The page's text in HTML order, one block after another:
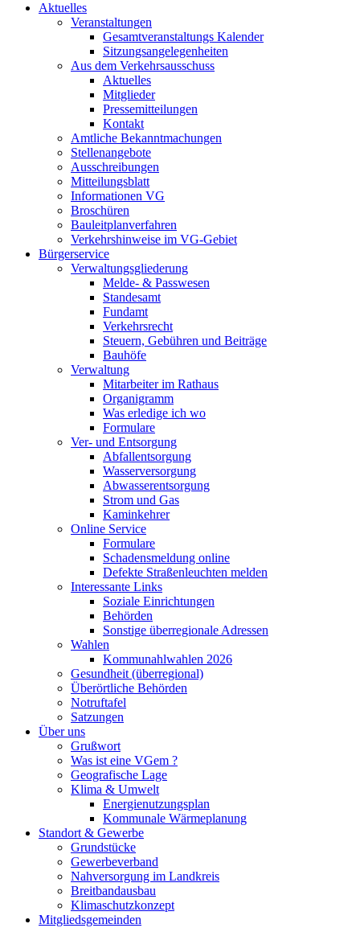
Aktuelles
Veranstaltungen
Gesamtveranstaltungs Kalender
Sitzungsangelegenheiten
Aus dem Verkehrsausschuss
Aktuelles
Mitglieder
Pressemitteilungen
Kontakt
Amtliche Bekanntmachungen
Stellenangebote
Ausschreibungen
Mitteilungsblatt
Informationen VG
Broschüren
Bauleitplanverfahren
Verkehrshinweise im VG-Gebiet
Bürgerservice
Verwaltungsgliederung
Melde- & Passwesen
Standesamt
Fundamt
Verkehrsrecht
Steuern, Gebühren und Beiträge
Bauhöfe
Verwaltung
Mitarbeiter im Rathaus
Organigramm
Was erledige ich wo
Formulare
Ver- und Entsorgung
Abfallentsorgung
Wasserversorgung
Abwasserentsorgung
Strom und Gas
Kaminkehrer
Online Service
Formulare
Schadensmeldung online
Defekte Straßenleuchten melden
Interessante Links
Soziale Einrichtungen
Behörden
Sonstige überregionale Adressen
Wahlen
Kommunahlwahlen 2026
Gesundheit (überregional)
Überörtliche Behörden
Notruftafel
Satzungen
Über uns
Grußwort
Was ist eine VGem ?
Geografische Lage
Klima & Umwelt
Energienutzungsplan
Kommunale Wärmeplanung
Standort & Gewerbe
Grundstücke
Gewerbeverband
Nahversorgung im Landkreis
Breitbandausbau
Klimaschutzkonzept
Mitgliedsgemeinden